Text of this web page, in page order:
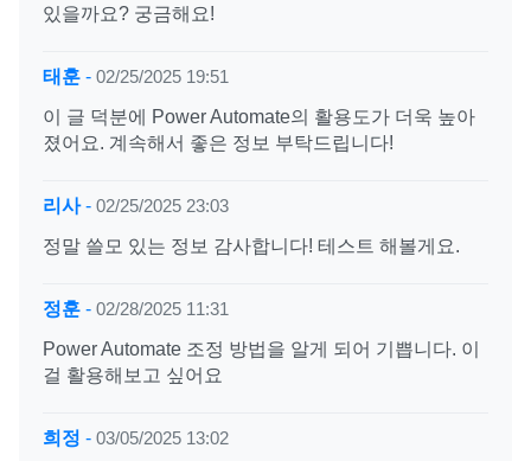
있을까요? 궁금해요!
태훈 - 02/25/2025 19:51
이 글 덕분에 Power Automate의 활용도가 더욱 높아
졌어요. 계속해서 좋은 정보 부탁드립니다!
리사- 02/25/2025 23:03
정말 쓸모 있는 정보 감사합니다! 테스트 해볼게요.
정훈 - 02/28/2025 11:31
Power Automate 조정 방법을 알게 되어 기쁩니다. 이
걸 활용해보고 싶어요
희정 - 03/05/2025 13:02